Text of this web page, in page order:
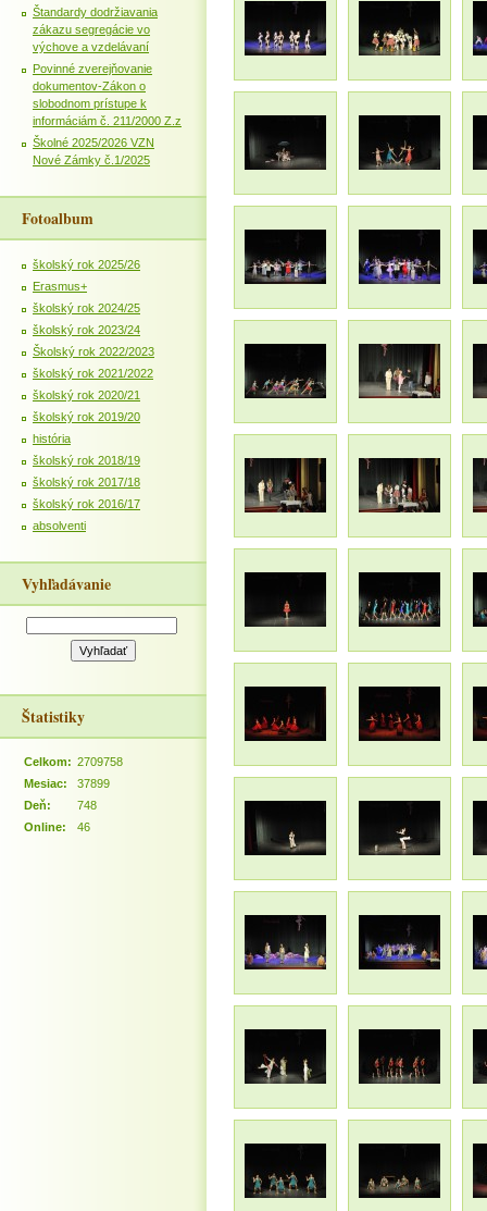
Štandardy dodržiavania
zákazu segregácie vo
výchove a vzdelávaní
Povinné zverejňovanie
dokumentov-Zákon o
slobodnom prístupe k
informáciám č. 211/2000 Z.z
Školné 2025/2026 VZN
Nové Zámky č.1/2025
Fotoalbum
školský rok 2025/26
Erasmus+
školský rok 2024/25
školský rok 2023/24
Školský rok 2022/2023
školský rok 2021/2022
školský rok 2020/21
školský rok 2019/20
história
školský rok 2018/19
školský rok 2017/18
školský rok 2016/17
absolventi
Vyhľadávanie
Štatistiky
Online: 46
Celkom: 2709758
Mesiac:
37899
Deň:
748